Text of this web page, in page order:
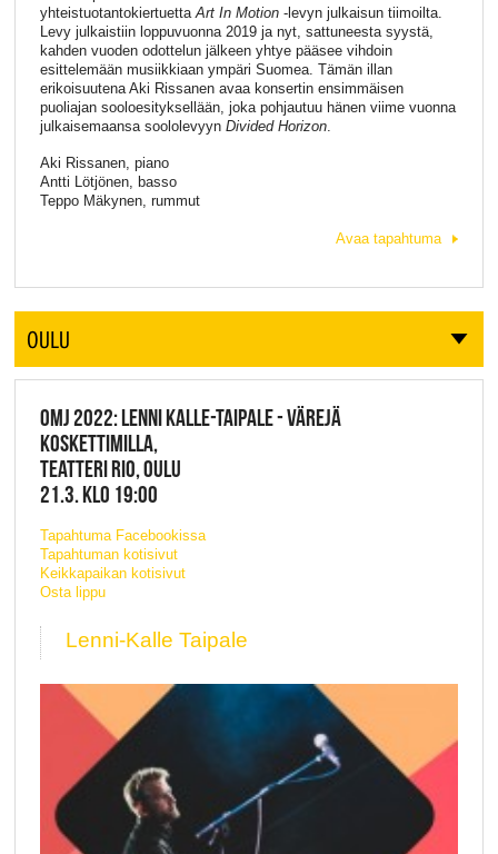
yhteistuotantokiertuetta Art In Motion-levyn julkaisun tiimoilta.
Levy julkaistiin loppuvuonna 2019 ja nyt, sattuneesta syystä,
kahden vuoden odottelun jälkeen yhtye pääsee vihdoin
esittelemään musiikkiaan ympäri Suomea. Tämän illan
erikoisuutena Aki Rissanen avaa konsertin ensimmäisen
puoliajan sooloesityksellään, joka pohjautuu hänen viime vuonna
julkaisemaansa soololevyyn Divided Horizon.
Aki Rissanen, piano
Antti Lötjönen, basso
Teppo Mäkynen, rummut
Avaa tapahtuma
OULU
OMJ 2022: LENNI KALLE-TAIPALE - VÄREJÄ
KOSKETTIMILLA,
TEATTERI RIO, OULU
21.3. KLO 19:00
Tapahtuma Facebookissa
Tapahtuman kotisivut
Keikkapaikan kotisivut
Osta lippu
Lenni-Kalle Taipale